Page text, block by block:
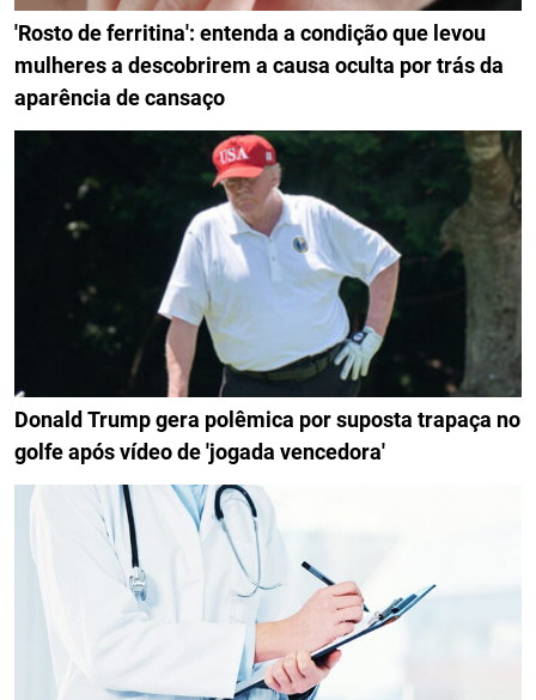
'Rosto de ferritina': entenda a condição que levou
mulheres a descobrirem a causa oculta por trás da
aparência de cansaço
Donald Trump gera polêmica por suposta trapaça no
golfe após vídeo de 'jogada vencedora'